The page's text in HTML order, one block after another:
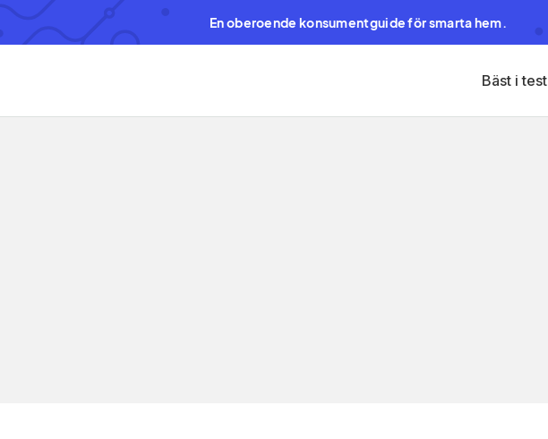
En oberoende konsumentguide för smarta hem.
Bäst i test